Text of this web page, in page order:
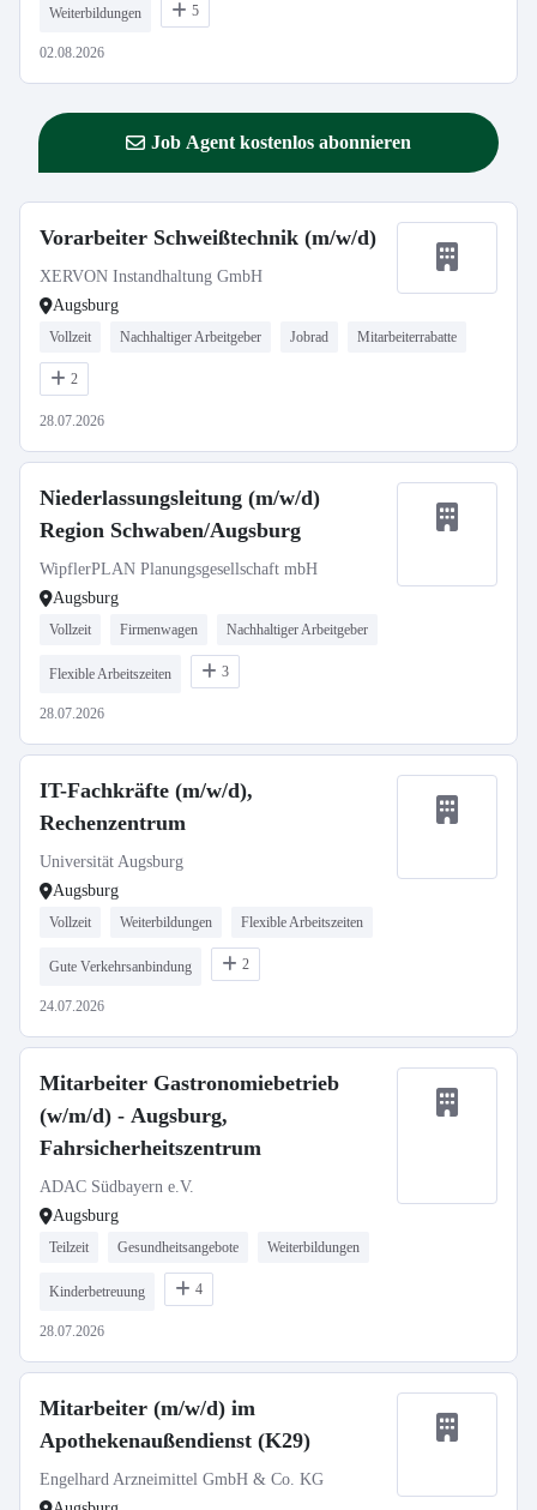
Weiterbildungen 5
02.08.2026
Job Agent kostenlos abonnieren
Vorarbeiter Schweißtechnik (m/w/d)
XERVON Instandhaltung GmbH
Augsburg
Vollzeit Nachhaltiger Arbeitgeber Jobrad Mitarbeiterrabatte
2
28.07.2026
Niederlassungsleitung (m/w/d)
Region Schwaben/Augsburg
WipflerPLAN Planungsgesellschaft mbH
Augsburg
Vollzeit Firmenwagen Nachhaltiger Arbeitgeber
Flexible Arbeitszeiten 3
28.07.2026
IT-Fachkräfte (m/w/d),
Rechenzentrum
Universität Augsburg
Augsburg
Vollzeit Weiterbildungen Flexible Arbeitszeiten
Gute Verkehrsanbindung 2
24.07.2026
Mitarbeiter Gastronomiebetrieb
(w/m/d) - Augsburg,
Fahrsicherheitszentrum
ADAC Südbayern e.V.
Augsburg
Teilzeit Gesundheitsangebote Weiterbildungen
Kinderbetreuung 4
28.07.2026
Mitarbeiter (m/w/d) im
Apothekenaußendienst (K29)
Engelhard Arzneimittel GmbH & Co. KG